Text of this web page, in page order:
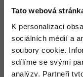
Tato webová
K personalizaci
sociálních médií a
soubory cookie.
sdílíme se svými
analýzy. Partneři
SEO
Umělá
Pro děti
Time
Linux
Ostatní
Fórum